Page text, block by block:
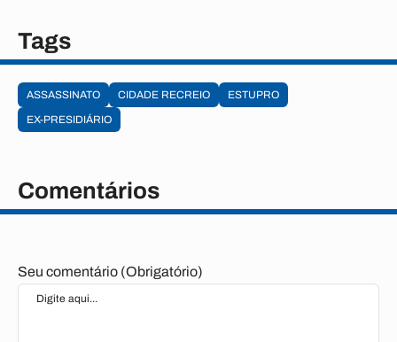
Tags
ASSASSINATO CIDADE RECREIO
ESTUPRO
EX-PRESIDIÁRIO
Comentários
Seu comentário (Obrigatório)